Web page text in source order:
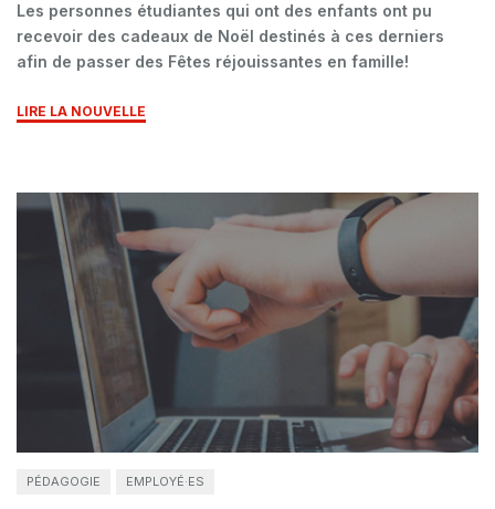
Les personnes étudiantes qui ont des enfants ont pu
recevoir des cadeaux de Noël destinés à ces derniers
afin de passer des Fêtes réjouissantes en famille!
LIRE LA NOUVELLE
PÉDAGOGIE EMPLOYÉ·ES